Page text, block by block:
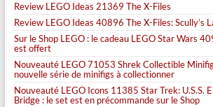
Review LEGO Ideas 21369 The X-Files
Review LEGO Ideas 40896 The X-Files: Scully’s
Sur le Shop LEGO : le cadeau LEGO Star Wars
est offert
Nouveauté LEGO 71053 Shrek Collectible
nouvelle série de minifigs à collectionner
Nouveauté LEGO Icons 11385 Star Trek: U.S.S.
Bridge : le set est en précommande sur le Shop